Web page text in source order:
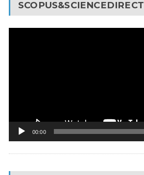
SCOPUS&SCIENCEDIRECT
00:00